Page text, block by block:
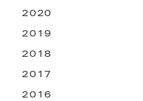
2020
2019
2018
2017
2016